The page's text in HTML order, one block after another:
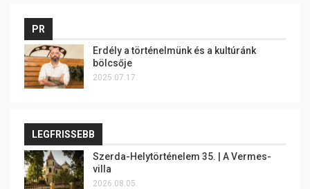
PR
Erdély a történelmünk és a kultúránk
bölcsője
2025.07.17.
LEGFRISSEBB
Szerda-Helytörténelem 35. | A Vermes-
villa
2026.08.05.